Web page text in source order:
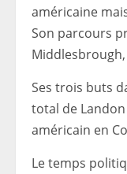
américaine
Son parcours
Ses trois buts
total de
américain en
Le temps